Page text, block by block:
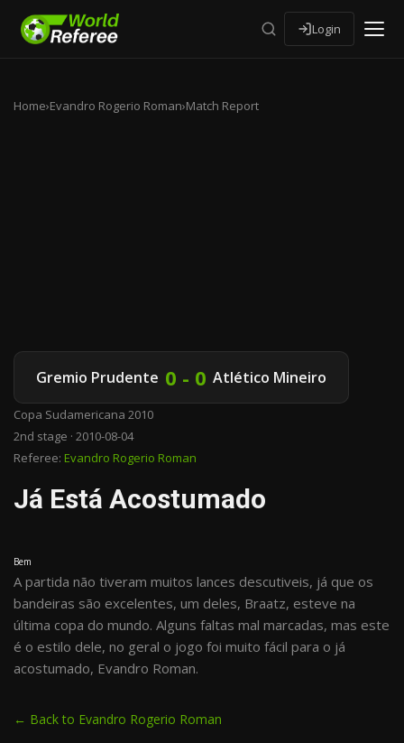
Login
Home›Evandro Rogerio Roman›Match Report
Gremio Prudente 0 - 0 Atlético Mineiro
Copa Sudamericana 2010
2nd stage · 2010-08-04
Referee: Evandro Rogerio Roman
Já Está Acostumado
Bem
A partida não tiveram muitos lances descutiveis, já que os
bandeiras são excelentes, um deles, Braatz, esteve na
última copa do mundo. Alguns faltas mal marcadas, mas este
é o estilo dele, no geral o jogo foi muito fácil para o já
acostumado, Evandro Roman.
← Back to Evandro Rogerio Roman